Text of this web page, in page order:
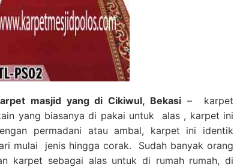
masjid yang di Cikiwul, Bekasi – karpet
yang biasanya di pakai untuk alas , karpet ini
permadani atau ambal, karpet ini identik
mulai jenis hingga corak. Sudah banyak orang
karpet sebagai alas untuk di rumah rumah, di